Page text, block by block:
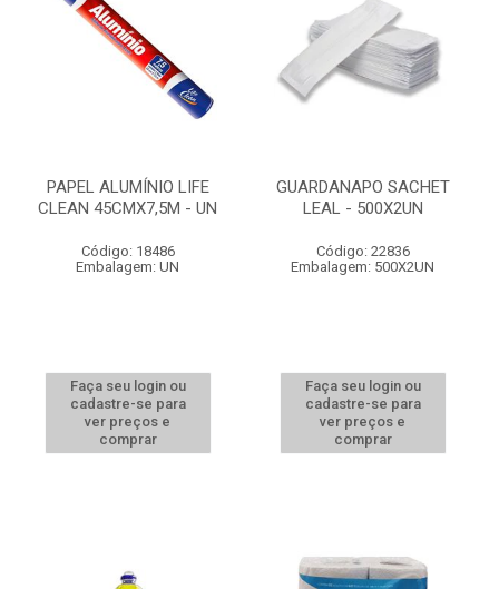
PAPEL ALUMÍNIO LIFE
CLEAN 45CMX7,5M - UN
Código: 18486
Embalagem: UN
Faça seu login ou
cadastre-se para
ver preços e
comprar
GUARDANAPO SACHET
LEAL - 500X2UN
Código: 22836
Embalagem: 500X2UN
Faça seu login ou
cadastre-se para
ver preços e
comprar